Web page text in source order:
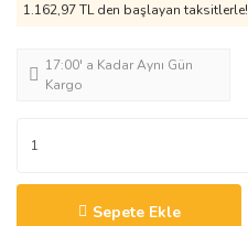
1.162,97 TL den başlayan taksitlerle!
17:00' a Kadar Aynı Gün
Kargo
Sepete Ekle